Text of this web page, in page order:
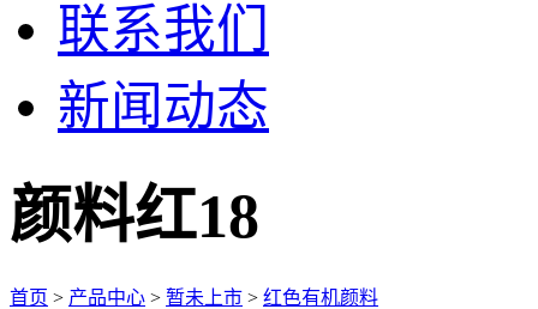
联系我们
新闻动态
颜料红18
首页 > 产品中心 > 暂未上市 > 红色有机颜料